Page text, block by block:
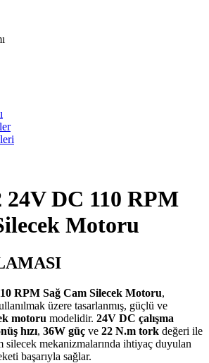
DC 110 RPM
Motoru
RPM Sağ Cam Silecek Motoru,
üzere tasarlanmış, güçlü ve
motoru modelidir. 24V DC çalışma
hızı, 36W güç ve 22 N.m tork değeri ile
silecek mekanizmalarında ihtiyaç duyulan
başarıyla sağlar.